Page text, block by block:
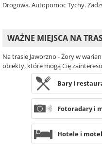
Drogowa. Autopomoc Tychy.
WAŻNE MIEJSCA NA
Na trasie Jaworzno - Żory w
obiekty, które mogą Cię
Bary i
Fotoradary i
Hotele i